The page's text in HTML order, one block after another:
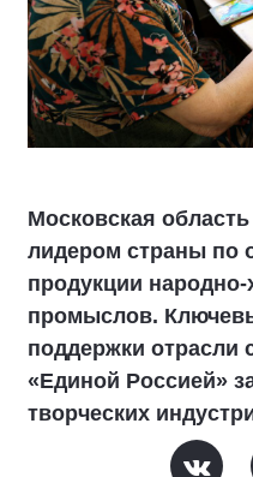
Московская
лидером страны по
продукции
промыслов.
поддержки отрасли
«Единой Россией»
творческих